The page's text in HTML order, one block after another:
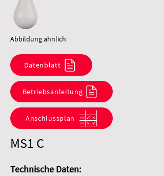
Abbildung ähnlich
Datenblatt
Betriebsanleitung
Anschlussplan
MS1 C
Technische Daten: